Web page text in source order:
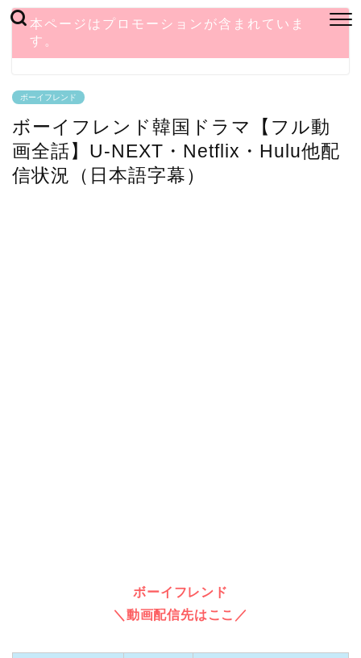
本ページはプロモーションが含まれていま
す。
ボーイフレンド
ボーイフレンド韓国ドラマ【フル動
画全話】U-NEXT・Netflix・Hulu他配
信状況（日本語字幕）
ボーイフレンド
＼動画配信先はここ／